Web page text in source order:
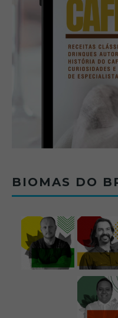
BIOMAS DO